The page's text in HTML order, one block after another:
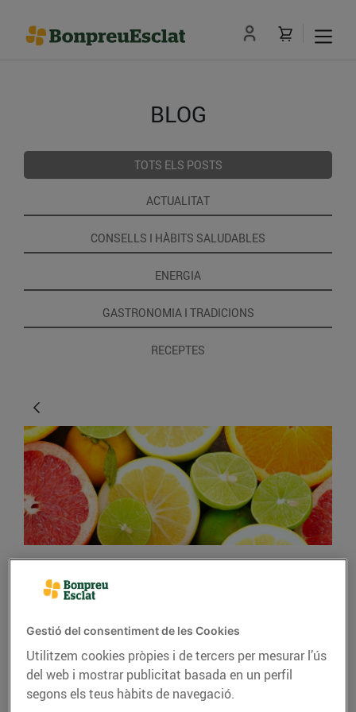
BLOG
TOTS ELS POSTS
ACTUALITAT
CONSELLS I HÀBITS SALUDABLES
ENERGIA
GASTRONOMIA I TRADICIONS
RECEPTES
CONSELLS I HÀBITS SALUDABLES
Cítrics, els millors aliats
per combatre els
refredats
03/de gener/2019
Gestió del consentiment de les Cookies
Utilitzem cookies pròpies i de tercers per mesurar l’ús
del web i mostrar publicitat basada en un perfil
segons els teus hàbits de navegació.